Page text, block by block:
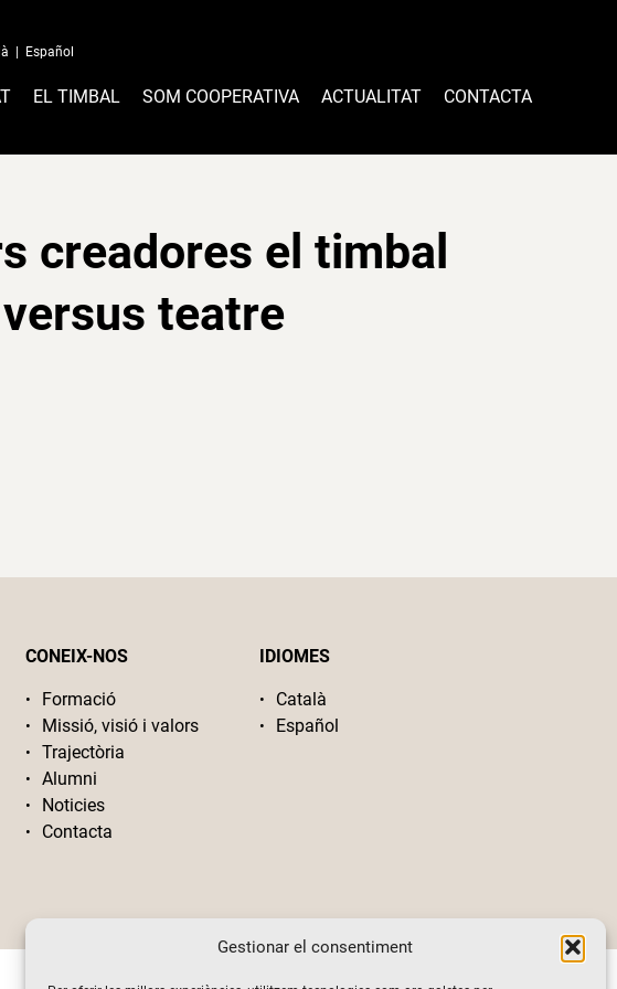
Gestionar el consentiment
Español
EL TIMBAL SOM COOPERATIVA ACTUALITAT CONTACTA
creadores el timbal
teatre
CONEIX-NOS
Formació
Missió, visió i valors
Trajectòria
Alumni
Noticies
Contacta
IDIOMES
Català
Español